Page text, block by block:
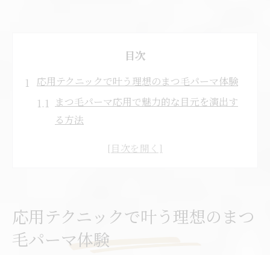
目次
応用テクニックで叶う理想のまつ毛パーマ体験
まつ毛パーマ応用で魅力的な目元を演出す
る方法
個性に合ったまつ毛パーマ応用テクニック
紹介
応用テクニックで叶う理想のまつ
毛パーマ体験